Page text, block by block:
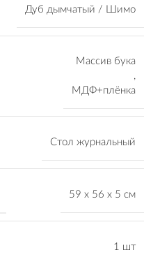
Дуб дымчатый / Шимо
Массив бука
,
МДФ+плёнка
Стол журнальный
59 х 56 х 5 см
1 шт